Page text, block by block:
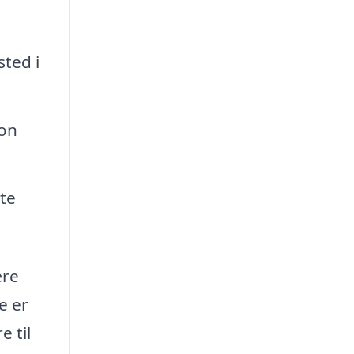
i
er
til